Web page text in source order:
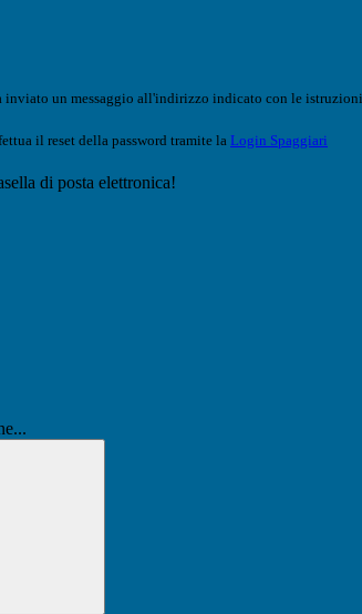
inviato un messaggio all'indirizzo indicato con le istruzioni
il reset della password tramite la Login Spaggiari
di posta elettronica!